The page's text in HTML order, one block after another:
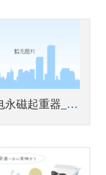
hbeps电永磁起重器_蓄电池式型材吊具